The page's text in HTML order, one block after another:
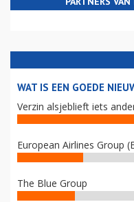
WAT IS EEN GOEDE
Verzin alsjeblieft iets
European Airlines Group
The Blue Group